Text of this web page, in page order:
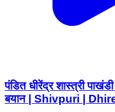
पंडित धीरेंद्र शास्त्री
बयान | Shivpuri |